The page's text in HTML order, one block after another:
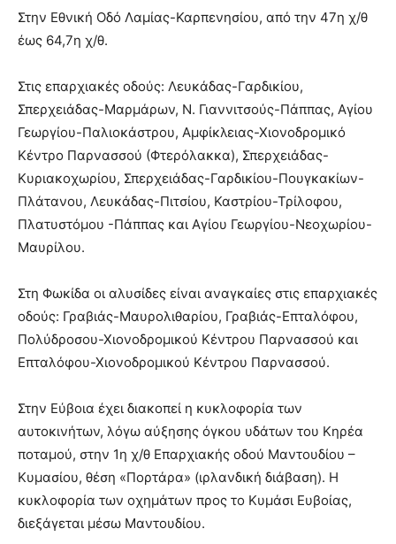
Στην Εθνική Οδό Λαμίας-Καρπενησίου, από την 47η χ/θ
έως 64,7η χ/θ.
Στις επαρχιακές οδούς: Λευκάδας-Γαρδικίου,
Σπερχειάδας-Μαρμάρων, Ν. Γιαννιτσούς-Πάππας, Αγίου
Γεωργίου-Παλιοκάστρου, Αμφίκλειας-Χιονοδρομικό
Κέντρο Παρνασσού (Φτερόλακκα), Σπερχειάδας-
Κυριακοχωρίου, Σπερχειάδας-Γαρδικίου-Πουγκακίων-
Πλάτανου, Λευκάδας-Πιτσίου, Καστρίου-Τρίλοφου,
Πλατυστόμου -Πάππας και Αγίου Γεωργίου-Νεοχωρίου-
Μαυρίλου.
Στη Φωκίδα οι αλυσίδες είναι αναγκαίες στις επαρχιακές
οδούς: Γραβιάς-Μαυρολιθαρίου, Γραβιάς-Επταλόφου,
Πολύδροσου-Χιονοδρομικού Κέντρου Παρνασσού και
Επταλόφου-Χιονοδρομικού Κέντρου Παρνασσού.
Στην Εύβοια έχει διακοπεί η κυκλοφορία των
αυτοκινήτων, λόγω αύξησης όγκου υδάτων του Κηρέα
ποταμού, στην 1η χ/θ Επαρχιακής οδού Μαντουδίου –
Κυμασίου, θέση «Πορτάρα» (ιρλανδική διάβαση). Η
κυκλοφορία των οχημάτων προς το Κυμάσι Ευβοίας,
διεξάγεται μέσω Μαντουδίου.